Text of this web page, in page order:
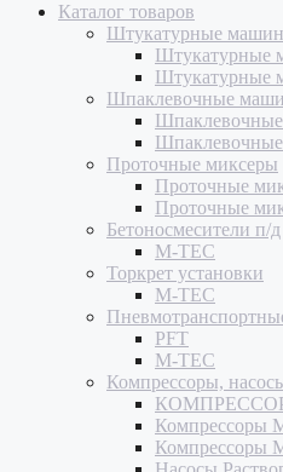
Каталог товаров
Штукатурные
Штукатурные
Штукатурные
Шпаклевочные
Проточные миксеры
Проточные
Проточные
Бетоносмесители п/д
M-TEC
Торкрет установки
M-TEC
PFT
M-TEC
Компрессоры,
Компрессоры
Компрессоры